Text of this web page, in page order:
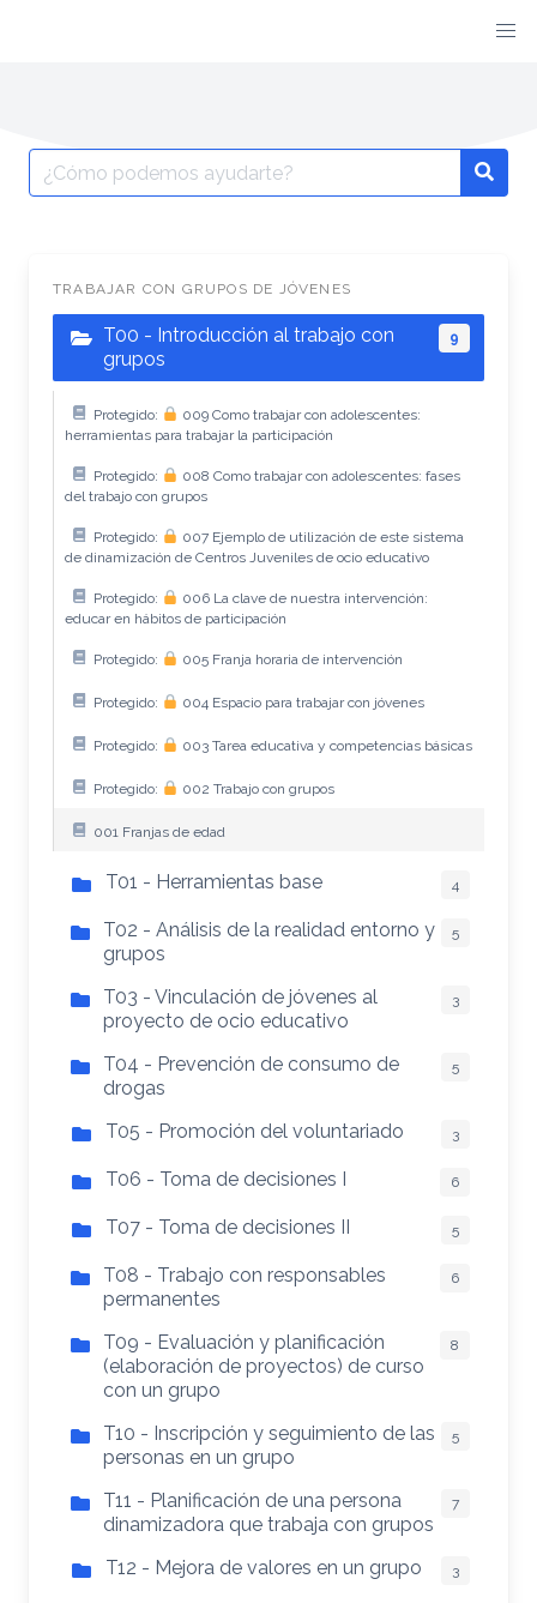
TRABAJAR CON GRUPOS DE JÓVENES
T00 - Introducción al trabajo con
grupos
9
Protegido:
009 Como trabajar con adolescentes:
herramientas para trabajar la participación
Protegido:
008 Como trabajar con adolescentes: fases
del trabajo con grupos
Protegido:
007 Ejemplo de utilización de este sistema
de dinamización de Centros Juveniles de ocio educativo
Protegido:
006 La clave de nuestra intervención:
educar en hábitos de participación
Protegido: 005 Franja horaria de intervención
Protegido: 004 Espacio para trabajar con jóvenes
Protegido: 003 Tarea educativa y competencias básicas
Protegido: 002 Trabajo con grupos
001 Franjas de edad
T01 - Herramientas base 4
T02 - Análisis de la realidad entorno y
grupos
5
T03 - Vinculación de jóvenes al
proyecto de ocio educativo
3
T04 - Prevención de consumo de
drogas
5
T05 - Promoción del voluntariado 3
T06 - Toma de decisiones I 6
T07 - Toma de decisiones II 5
T08 - Trabajo con responsables
permanentes
6
T09 - Evaluación y planificación
(elaboración de proyectos) de curso
con un grupo
8
T10 - Inscripción y seguimiento de las
personas en un grupo
5
T11 - Planificación de una persona
dinamizadora que trabaja con grupos
7
T12 - Mejora de valores en un grupo 3